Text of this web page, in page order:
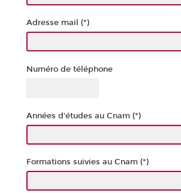
Adresse mail (*)
Numéro de téléphone
Années d'études au Cnam (*)
Formations suivies au Cnam (*)